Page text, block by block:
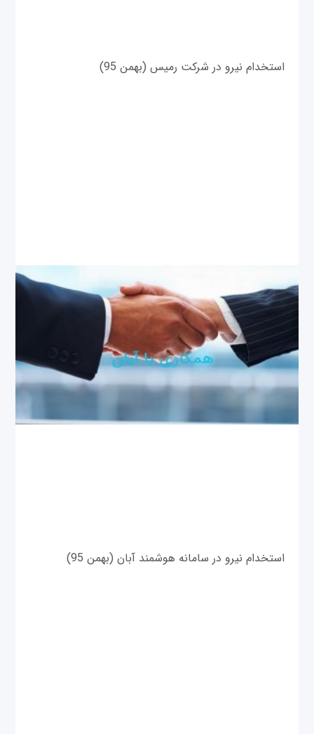
استخدام نیرو در شرکت رمیس (بهمن 95)
استخدام نیرو در سامانه هوشمند آبان (بهمن 95)